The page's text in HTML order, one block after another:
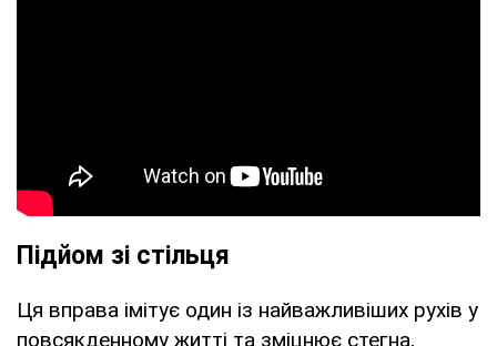
Підйом зі стільця
Ця вправа імітує один із найважливіших рухів у
повсякденному житті та зміцнює стегна,